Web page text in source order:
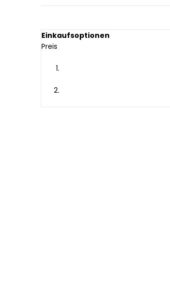
Einkaufsoptionen
Preis